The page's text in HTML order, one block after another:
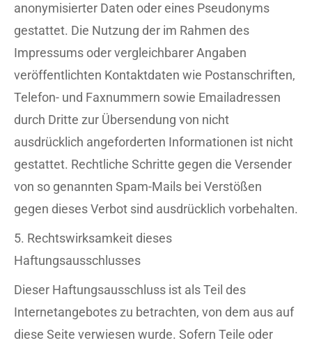
anonymisierter Daten oder eines Pseudonyms
gestattet. Die Nutzung der im Rahmen des
Impressums oder vergleichbarer Angaben
veröffentlichten Kontaktdaten wie Postanschriften,
Telefon- und Faxnummern sowie Emailadressen
durch Dritte zur Übersendung von nicht
ausdrücklich angeforderten Informationen ist nicht
gestattet. Rechtliche Schritte gegen die Versender
von so genannten Spam-Mails bei Verstößen
gegen dieses Verbot sind ausdrücklich vorbehalten.
5. Rechtswirksamkeit dieses
Haftungsausschlusses
Dieser Haftungsausschluss ist als Teil des
Internetangebotes zu betrachten, von dem aus auf
diese Seite verwiesen wurde. Sofern Teile oder